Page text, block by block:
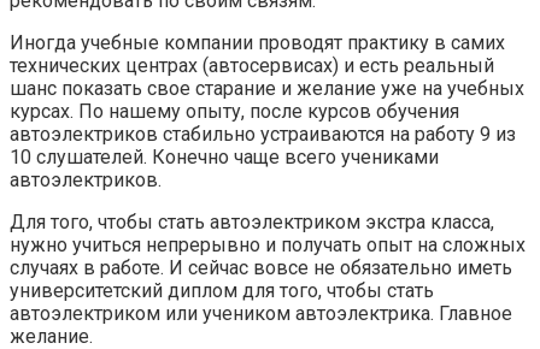
Иногда учебные компании проводят практику в самих
технических центрах (автосервисах) и есть реальный
шанс показать свое старание и желание уже на учебных
курсах. По нашему опыту, после курсов обучения
автоэлектриков стабильно устраиваются на работу 9 из
10 слушателей. Конечно чаще всего учениками
автоэлектриков.
Для того, чтобы стать автоэлектриком экстра класса,
нужно учиться непрерывно и получать опыт на сложных
случаях в работе. И сейчас вовсе не обязательно иметь
университетский диплом для того, чтобы стать
автоэлектриком или учеником автоэлектрика. Главное
желание.